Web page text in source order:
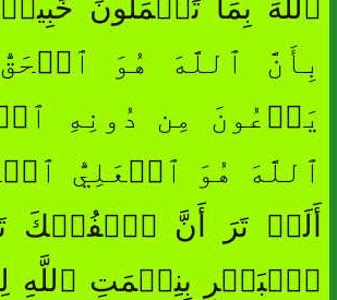
بِأَنَّ ٱللَّهَ هُوَ
يَدۡعُونَ مِن دُونِهِ
أَلَمۡ تَرَ أَنَّ ٱلۡفُلۡكَ
ٱلۡبَحۡرِ بِنِعۡمَتِ ٱللَّهِ